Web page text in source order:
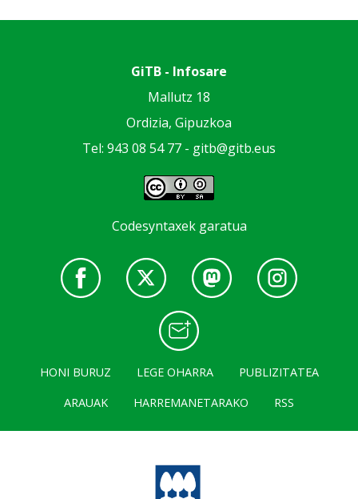
GiTB - Infosare
Mallutz 18
Ordizia, Gipuzkoa
Tel: 943 08 54 77 - gitb@gitb.eus
Codesyntaxek garatua
HONI BURUZ LEGE OHARRA
PUBLIZITATEA
ARAUAK
HARREMANETARAKO RSS